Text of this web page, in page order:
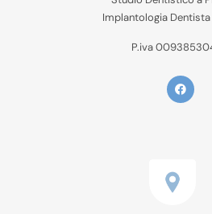
Implantologia
P.iva